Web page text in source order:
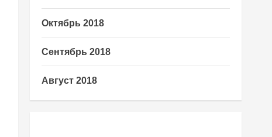
Октябрь 2018
Сентябрь 2018
Август 2018